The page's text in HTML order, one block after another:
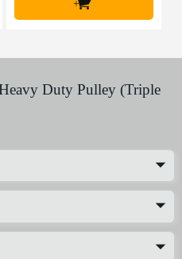
+
Duty Pulley (Triple